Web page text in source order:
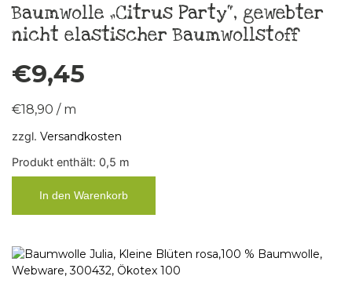
Baumwolle „Citrus Party“, gewebter
nicht elastischer Baumwollstoff
€9,45
€18,90 / m
zzgl. Versandkosten
Produkt enthält: 0,5 m
In den Warenkorb